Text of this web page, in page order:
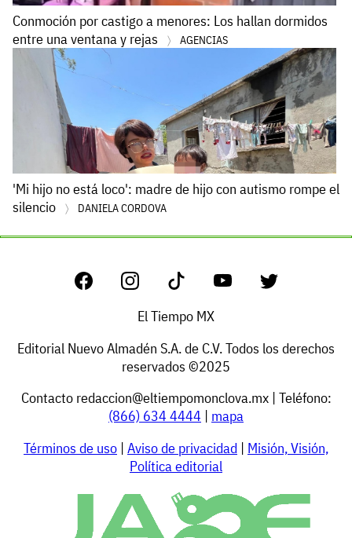
Conmoción por castigo a menores: Los hallan dormidos
entre una ventana y rejas
AGENCIAS
'Mi hijo no está loco': madre de hijo con autismo rompe el
silencio
DANIELA CORDOVA
El Tiempo MX
Editorial Nuevo Almadén S.A. de C.V. Todos los derechos
reservados ©2025
Contacto redaccion@eltiempomonclova.mx| Teléfono:
(866) 634 4444 | mapa
Términos de uso | Aviso de privacidad | Misión, Visión,
Política editorial